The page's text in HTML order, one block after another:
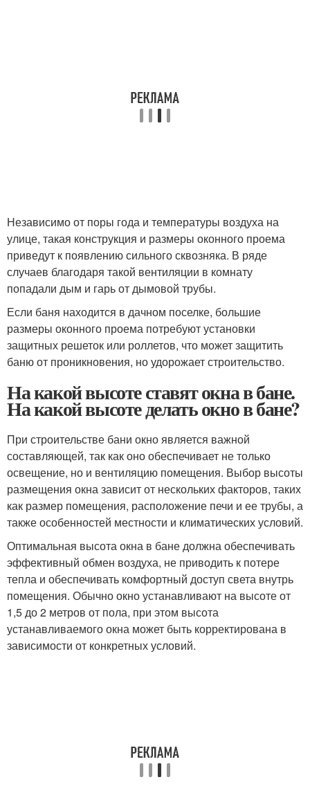
Независимо от поры года и температуры воздуха на
улице, такая конструкция и размеры оконного проема
приведут к появлению сильного сквозняка. В ряде
случаев благодаря такой вентиляции в комнату
попадали дым и гарь от дымовой трубы.
Если баня находится в дачном поселке, большие
размеры оконного проема потребуют установки
защитных решеток или роллетов, что может защитить
баню от проникновения, но удорожает строительство.
На какой высоте ставят окна в бане.
На какой высоте делать окно в бане?
При строительстве бани окно является важной
составляющей, так как оно обеспечивает не только
освещение, но и вентиляцию помещения. Выбор высоты
размещения окна зависит от нескольких факторов, таких
как размер помещения, расположение печи и ее трубы, а
также особенностей местности и климатических условий.
Оптимальная высота окна в бане должна обеспечивать
эффективный обмен воздуха, не приводить к потере
тепла и обеспечивать комфортный доступ света внутрь
помещения. Обычно окно устанавливают на высоте от
1,5 до 2 метров от пола, при этом высота
устанавливаемого окна может быть корректирована в
зависимости от конкретных условий.